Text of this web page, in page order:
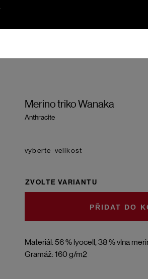
Merino triko Wanaka
Anthracite
Materiál: 56 % lyocell, 38 % vlna
Gramáž: 160 g/m2
velikost
ZVOLTE VARIANTU
DO